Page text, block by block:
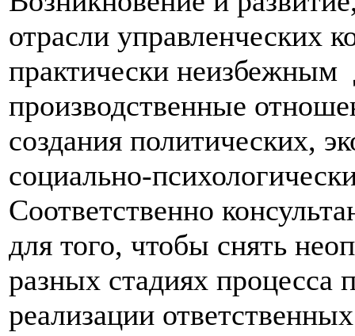
отрасли управленческих
практически неизбежным
производственные
создания политических,
социально-
Соответственно
для того, чтобы снять
разных стадиях процесса
реализации